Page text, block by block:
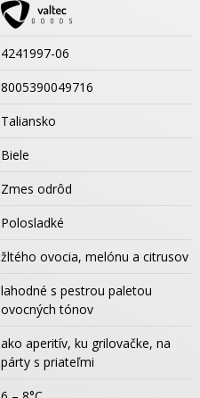
4241997-06
8005390049716
Taliansko
Biele
Zmes odrôd
Polosladké
žltého ovocia, melónu a citrusov
lahodné s pestrou paletou
ovocných tónov
ako aperitív, ku grilovačke, na
párty s priateľmi